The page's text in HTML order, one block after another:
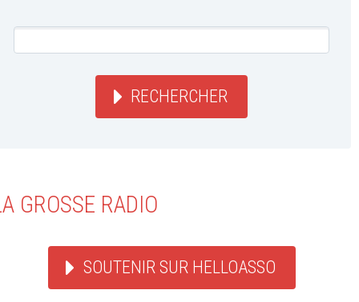
RECHERCHER
GROSSE RADIO
SOUTENIR SUR HELLOASSO